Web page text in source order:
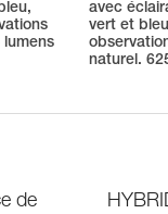
lumens
avec
vert et
naturel.
de